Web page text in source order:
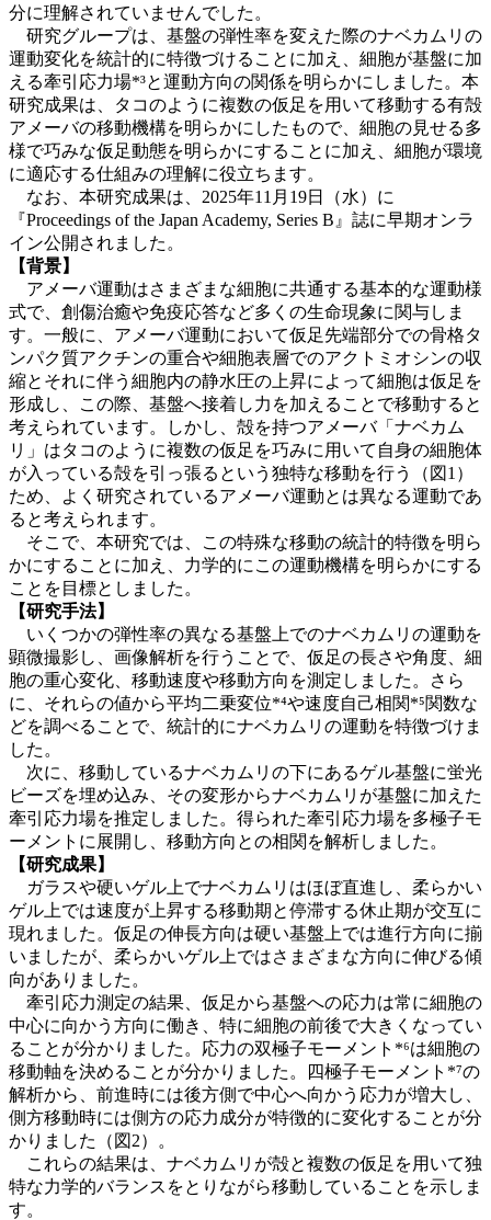
分に理解されていませんでした。
研究グループは、基盤の弾性率を変えた際のナベカムリの
運動変化を統計的に特徴づけることに加え、細胞が基盤に加
える牽引応力場*³と運動方向の関係を明らかにしました。 本
研究成果は、タコのように複数の仮足を用いて移動する有殻
アメーバの移動機構を明らかにしたもので、細胞の見せる多
様で巧みな仮足動態を明らかにすることに加え、細胞が環境
に適応する仕組みの理解に役立ちます。
なお、本研究成果は、2025年11月19日（水）に
『Proceedings of the Japan Academy, Series B』誌に早期オンラ
イン公開されました。
【背景】
アメーバ運動はさまざまな細胞に共通する基本的な運動様
式で、創傷治癒や免疫応答など多くの生命現象に関与しま
す。一般に、アメーバ運動において仮足先端部分での骨格タ
ンパク質アクチンの重合や細胞表層でのアクトミオシンの収
縮とそれに伴う細胞内の静水圧の上昇によって細胞は仮足を
形成し、この際、基盤へ接着し力を加えることで移動すると
考えられています。しかし、殻を持つアメーバ「ナベカム
リ」はタコのように複数の仮足を巧みに用いて自身の細胞体
が入っている殻を引っ張るという独特な移動を行う（図1）
ため、よく研究されているアメーバ運動とは異なる運動であ
ると考えられます。
そこで、本研究では、この特殊な移動の統計的特徴を明ら
かにすることに加え、力学的にこの運動機構を明らかにする
ことを目標としました。
【研究手法】
いくつかの弾性率の異なる基盤上でのナベカムリの運動を
顕微撮影し、画像解析を行うことで、仮足の長さや角度、細
胞の重心変化、移動速度や移動方向を測定しました。さら
に、それらの値から平均二乗変位*⁴や速度自己相関*⁵関数な
どを調べることで、統計的にナベカムリの運動を特徴づけま
した。
次に、移動しているナベカムリの下にあるゲル基盤に蛍光
ビーズを埋め込み、その変形からナベカムリが基盤に加えた
牽引応力場を推定しました。得られた牽引応力場を多極子モ
ーメントに展開し、移動方向との相関を解析しました。
【研究成果】
ガラスや硬いゲル上でナベカムリはほぼ直進し、柔らかい
ゲル上では速度が上昇する移動期と停滞する休止期が交互に
現れました。仮足の伸長方向は硬い基盤上では進行方向に揃
いましたが、柔らかいゲル上ではさまざまな方向に伸びる傾
向がありました。
牽引応力測定の結果、仮足から基盤への応力は常に細胞の
中心に向かう方向に働き、特に細胞の前後で大きくなってい
ることが分かりました。応力の双極子モーメント*⁶は細胞の
移動軸を決めることが分かりました。四極子モーメント*⁷の
解析から、前進時には後方側で中心へ向かう応力が増大し、
側方移動時には側方の応力成分が特徴的に変化することが分
かりました（図2）。
これらの結果は、ナベカムリが殻と複数の仮足を用いて独
特な力学的バランスをとりながら移動していることを示しま
す。